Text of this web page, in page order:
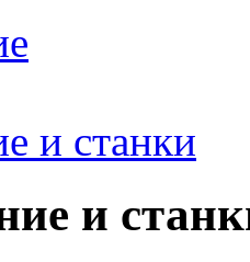
и станки
и